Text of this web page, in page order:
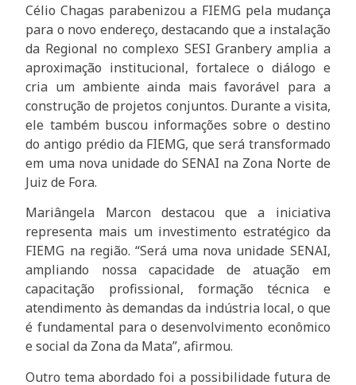
Célio Chagas parabenizou a FIEMG pela mudança
para o novo endereço, destacando que a instalação
da Regional no complexo SESI Granbery amplia a
aproximação institucional, fortalece o diálogo e
cria um ambiente ainda mais favorável para a
construção de projetos conjuntos. Durante a visita,
ele também buscou informações sobre o destino
do antigo prédio da FIEMG, que será transformado
em uma nova unidade do SENAI na Zona Norte de
Juiz de Fora.
Mariângela Marcon destacou que a iniciativa
representa mais um investimento estratégico da
FIEMG na região. “Será uma nova unidade SENAI,
ampliando nossa capacidade de atuação em
capacitação profissional, formação técnica e
atendimento às demandas da indústria local, o que
é fundamental para o desenvolvimento econômico
e social da Zona da Mata”, afirmou.
Outro tema abordado foi a possibilidade futura de